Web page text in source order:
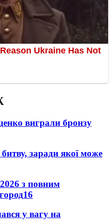
виграли бронзу
заради якої може
з повним
16
у вагу на